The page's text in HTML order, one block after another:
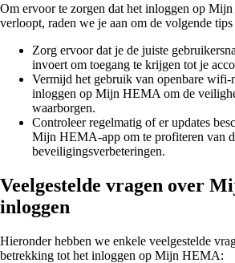
Om ervoor te zorgen dat het inloggen op
verloopt, raden we je aan om de volgende
Zorg ervoor dat je de juiste
invoert om toegang te krijgen tot je
Vermijd het gebruik van openbare wifi-
inloggen op Mijn HEMA om de
waarborgen.
Controleer regelmatig of er updates
Mijn HEMA-app om te profiteren van
beveiligingsverbeteringen.
Veelgestelde vragen over
inloggen
Hieronder hebben we enkele veelgestelde
betrekking tot het inloggen op Mijn HEMA: